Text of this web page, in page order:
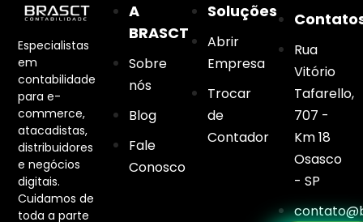
Especialistas
em
contabilidade
para e-
commerce,
atacadistas,
distribuidores
e negócios
digitais.
Cuidamos de
toda a parte
A
BRASCT
Sobre
nós
Blog
Fale
Conosco
Soluções
Abrir
Empresa
Trocar
de
Contador
Rua
Vitório
Tafarello,
707 -
Km 18
Osasco
- SP